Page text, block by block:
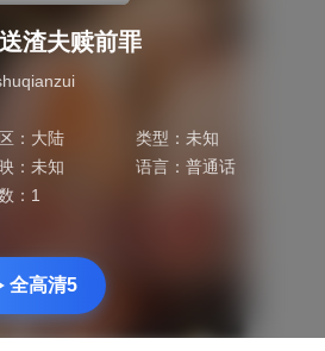
渣夫赎前罪
： 大陆 类型： 未知
映：未知 语言： 普通话
： 1
全高清5